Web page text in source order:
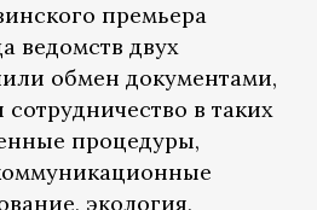
премьера
ведомств двух
обмен документами,
в таких
процедуры,
экология,